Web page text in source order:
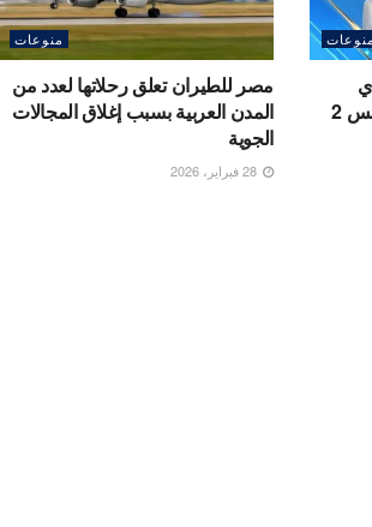
منوعات
اقتصادي جديد على قناة الشمس 2
منوعات
مصر للطيران تعلق رحلاتها لعدد من
المدن العربية بسبب إغلاق المجالات
الجوية